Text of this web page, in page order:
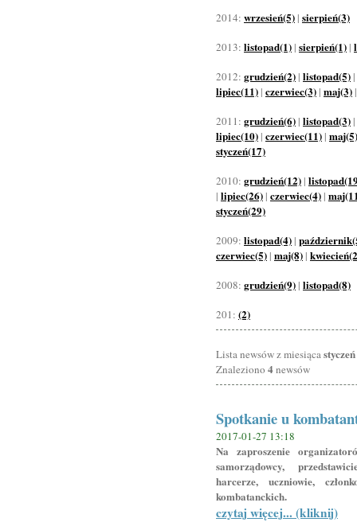
2014: wrzesień(5) | sierpień(3)
2013: listopad(1) | sierpień(1) |
2012: grudzień(2) | listopad(5) |
lipiec(11) | czerwiec(3) | maj(3)
2011: grudzień(6) | listopad(3) |
lipiec(10) | czerwiec(11) | maj(5)
styczeń(17)
2010: grudzień(12) |
| lipiec(26) | czerwiec(4) |
styczeń(29)
2009: listopad(4) |
czerwiec(5) | maj(8) |
2008: grudzień(9) | listopad(8)
201: (2)
Lista newsów z miesiąca
Znaleziono 4newsów
Spotkanie u
2017-01-27 13:18
Na zaproszenie
samorządowcy,
harcerze, uczniowie,
kombatanckich.
czytaj więcej... (kliknij)